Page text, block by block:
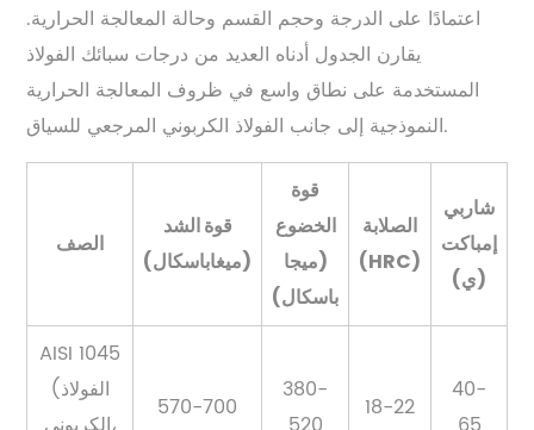
اعتمادًا على الدرجة وحجم القسم وحالة المعالجة الحرارية.
يقارن الجدول أدناه العديد من درجات سبائك الفولاذ
المستخدمة على نطاق واسع في ظروف المعالجة الحرارية
النموذجية إلى جانب الفولاذ الكربوني المرجعي للسياق.
الصف
قوة الشد
(ميغاباسكال)
قوة
الخضوع
(ميجا
باسكال)
الصلابة
(HRC)
شاربي
إمباكت
(ي)
AISI 1045
(الفولاذ
570-700
380-
18-22
40-